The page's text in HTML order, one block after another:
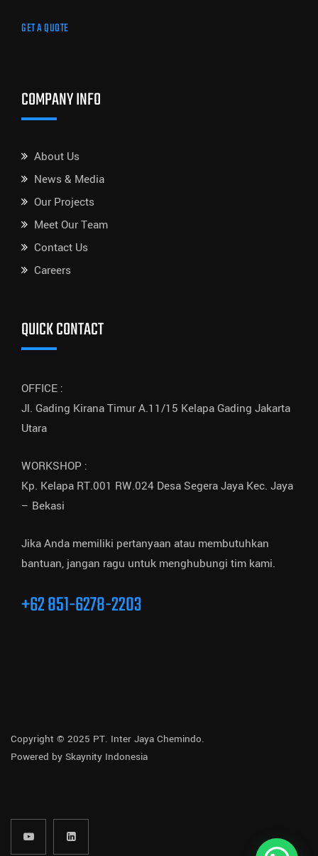
GET A QUOTE
COMPANY INFO
About Us
News & Media
Our Projects
Meet Our Team
Contact Us
Careers
QUICK CONTACT
OFFICE :
Jl. Gading Kirana Timur A.11/15 Kelapa Gading Jakarta
Utara
WORKSHOP :
Kp. Kelapa RT.001 RW.024 Desa Segera Jaya Kec. Jaya
– Bekasi
Jika Anda memiliki pertanyaan atau membutuhkan
bantuan, jangan ragu untuk menghubungi tim kami.
+62 851-6278-2203
Copyright © 2025 PT. Inter Jaya Chemindo.
Powered by Skaynity Indonesia